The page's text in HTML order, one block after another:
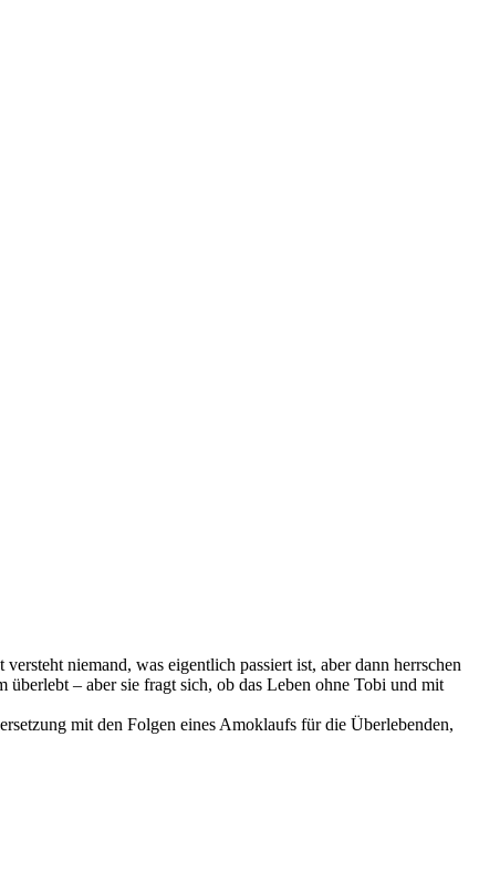
niemand, was eigentlich passiert ist, aber dann herrschen
– aber sie fragt sich, ob das Leben ohne Tobi und mit
mit den Folgen eines Amoklaufs für die Überlebenden,